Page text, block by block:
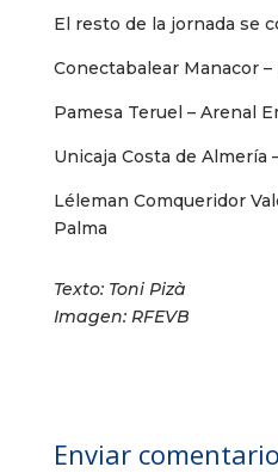
El resto de la jornada se
Conectabalear Manacor
Pamesa Teruel – Arenal
Unicaja Costa de Almería
Léleman Comqueridor
Palma
Texto: Toni Pizà
Imagen: RFEVB
Enviar comentario